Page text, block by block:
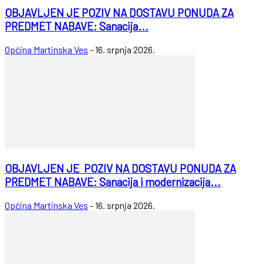
OBJAVLJEN JE POZIV NA DOSTAVU PONUDA ZA
PREDMET NABAVE: Sanacija...
Općina Martinska Ves -16. srpnja 2026.
OBJAVLJEN JE POZIV NA DOSTAVU PONUDA ZA
PREDMET NABAVE: Sanacija i modernizacija...
Općina Martinska Ves -16. srpnja 2026.